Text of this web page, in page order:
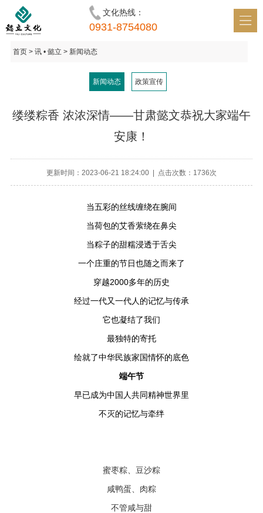
首页 • 懿立
讯 • 懿立
文化热线：
0931-8754080
首页 > 讯 • 懿立 > 新闻动态
新闻动态 政策宣传
缕缕粽香 浓浓深情——甘肃懿文恭祝大家端午
安康！
更新时间：2023-06-21 18:24:00 | 点击次数：1736次
当五彩的丝线缠绕在腕间
当荷包的艾香萦绕在鼻尖
当粽子的甜糯浸透于舌尖
一个庄重的节日也随之而来了
穿越2000多年的历史
经过一代又一代人的记忆与传承
它也凝结了我们
最独特的寄托
绘就了中华民族家国情怀的底色
端午节
早已成为中国人共同精神世界里
不灭的记忆与牵绊
蜜枣粽、豆沙粽
咸鸭蛋、肉粽
不管咸与甜